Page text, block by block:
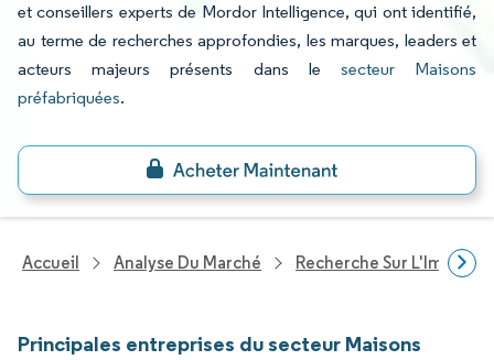
et conseillers experts de Mordor Intelligence, qui ont identifié,
au terme de recherches approfondies, les marques, leaders et
acteurs majeurs présents dans le secteur Maisons
préfabriquées.
Accueil Analyse Du Marché Recherche Sur
Principales entreprises du secteur Maisons